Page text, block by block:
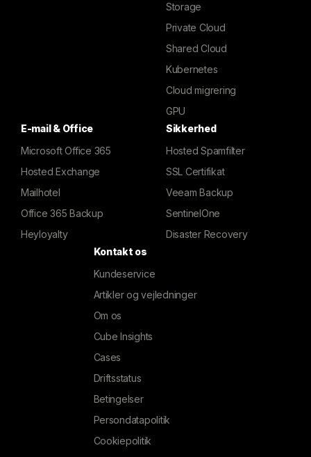
Storage
Private Cloud
Shared Cloud
Kubernetes
Cloud migrering
GPU
E-mail & Office
Microsoft Office 365
Hosted Exchange
Mailhotel
Office 365 Backup
Heyloyalty
Sikkerhed
Hosted Spamfilter
SSL Certifikat
Veeam Backup
SentinelOne
Disaster Recovery
Kontakt os
Kundeservice
Artikler og vejledninger
Om os
Cube Insights
Cases
Driftsstatus
Betingelser
Persondatapolitik
Cookiepolitik